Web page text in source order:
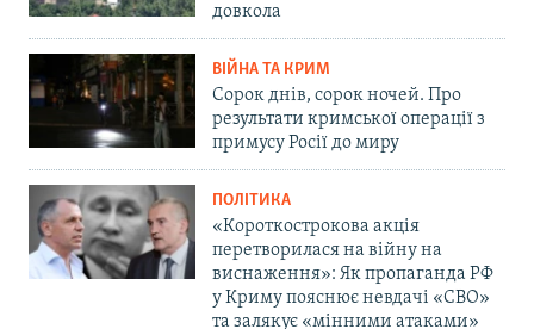
довкола
ВІЙНА ТА КРИМ
Сорок днів, сорок ночей. Про
результати кримської операції з
примусу Росії до миру
ПОЛІТИКА
«Короткострокова акція
перетворилася на війну на
виснаження»: Як пропаганда РФ
у Криму пояснює невдачі «СВО»
та залякує «мінними атаками»